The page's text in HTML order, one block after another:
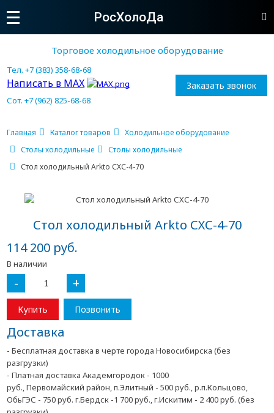
РосХолоДа
Торговое холодильное оборудование
Тел. +7 (383) 358-68-68
Написать в MAX
Сот. +7 (962) 825-68-68
Заказать звонок
Главная Каталог товаров
Холодильное оборудование
Столы холодильные
Столы холодильные
Стол холодильный Arkto СХС-4-70
Стол холодильный Arkto СХС-4-70
114 200 руб.
В наличии
- +
Купить Позвонить
Доставка
- Бесплатная доставка в черте города Новосибирска (без
разгрузки)
- Платная доставка Академгородок - 1000
руб., Первомайский район, п.Элитный - 500 руб., р.п.Кольцово,
ОбьГЭС - 750 руб. г.Бердск -1 700 руб., г.Искитим - 2 400 руб. (без